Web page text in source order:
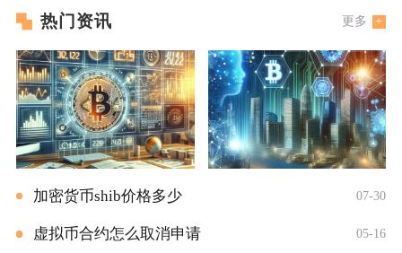
热门资讯 更多
加密货币shib价格多少 07-30
虚拟币合约怎么取消申请 05-16